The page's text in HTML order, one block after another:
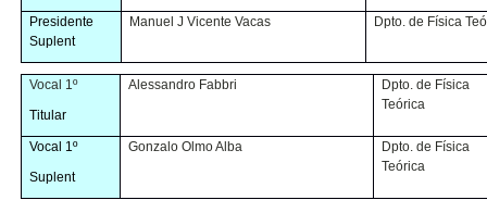
Presidente
Suplent
Manuel J Vicente Vacas Dpto. de Física
Vocal 1º
Titular
Alessandro Fabbri
Dpto. de Física
Teórica
Vocal 1º
Suplent
Gonzalo Olmo Alba
Dpto. de Física
Teórica